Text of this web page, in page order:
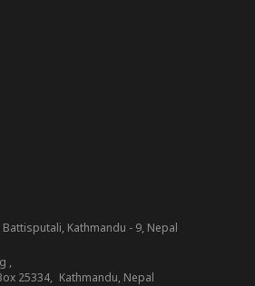
Kathmandu - 9, Nepal
,
25334, Kathmandu, Nepal